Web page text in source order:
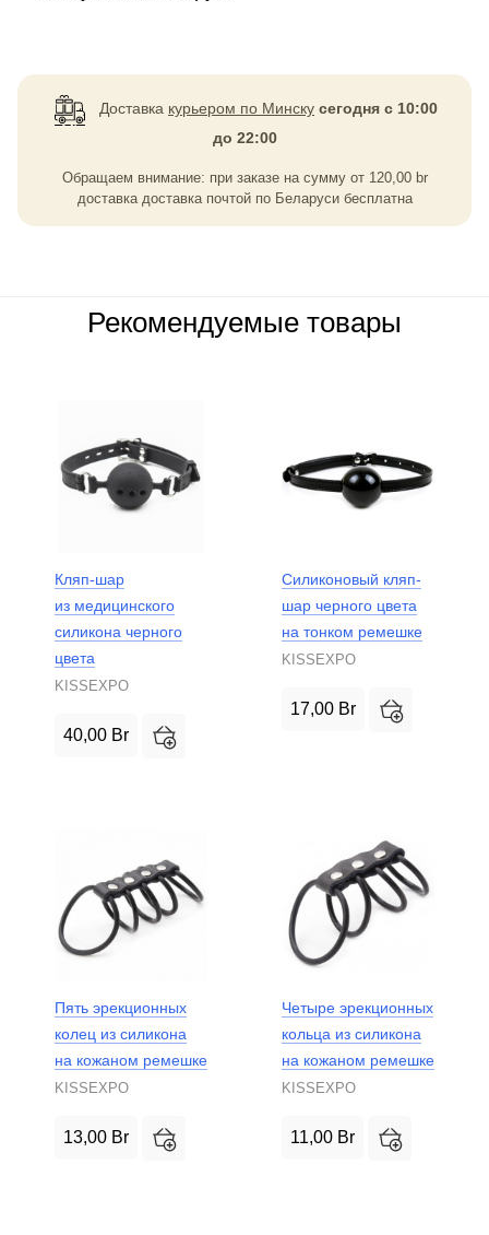
Доставка курьером по Минску сегодня с 10:00
до 22:00
Обращаем внимание: при заказе на сумму от 120,00 br
доставка доставка почтой по Беларуси бесплатна
Рекомендуемые товары
Кляп-шар
из медицинского
силикона черного
цвета
KISSEXPO
40,00 Br
Силиконовый кляп-
шар черного цвета
на тонком ремешке
KISSEXPO
17,00 Br
Пять эрекционных
колец из силикона
на кожаном ремешке
KISSEXPO
13,00 Br
Четыре эрекционных
кольца из силикона
на кожаном ремешке
KISSEXPO
11,00 Br